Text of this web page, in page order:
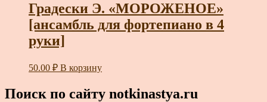
Градески Э. «МОРОЖЕНОЕ»
[ансамбль для фортепиано в 4
руки]
50.00 ₽ В корзину
Поиск по сайту notkinastya.ru